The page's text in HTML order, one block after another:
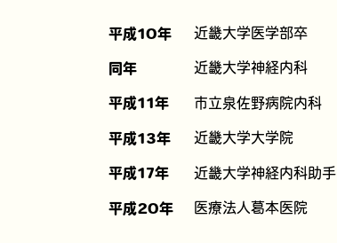
平成10年 近畿大学医学部卒
同年 近畿大学神経内科
平成11年 市立泉佐野病院内科
平成13年 近畿大学大学院
平成17年 近畿大学神経内科助手
平成20年 医療法人葛本医院